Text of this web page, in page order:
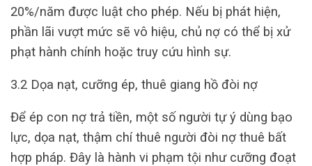
20%/năm được luật cho phép. Nếu bị phát hiện,
phần lãi vượt mức sẽ vô hiệu, chủ nợ có thể bị xử
phạt hành chính hoặc truy cứu hình sự.
3.2 Dọa nạt, cưỡng ép, thuê giang hồ đòi nợ
Để ép con nợ trả tiền, một số người tự ý dùng bạo
lực, dọa nạt, thậm chí thuê người đòi nợ thuê bất
hợp pháp. Đây là hành vi phạm tội như cưỡng đoạt